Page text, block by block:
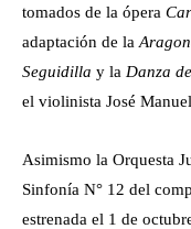
tomados de la ópera
adaptación de la
Seguidilla y la Danza
el violinista José
Asimismo la Orquesta
Sinfonía N° 12 del
estrenada el 1 de